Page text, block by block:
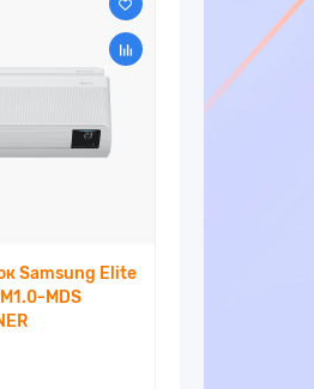
Samsung Elite
MDS